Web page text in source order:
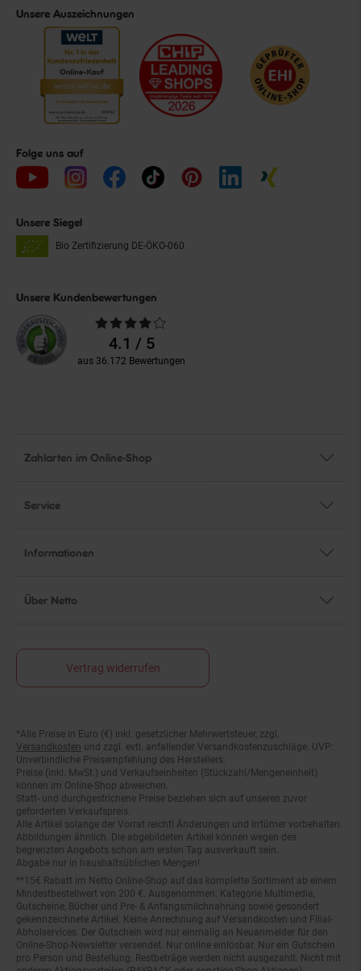
Unsere Auszeichnungen
Folge uns auf
Unsere Siegel
Bio Zertifizierung DE-ÖKO-060
Unsere Kundenbewertungen
Durchschnittliche
Bewertungen4.1 / 5
aus 36.172 Bewertungen
Zahlarten im Online-Shop
Service
Informationen
Über Netto
Vertrag widerrufen
Fußnoten
Versandkostenund zzgl. evtl. anfallender Versandkostenzuschläge. UVP:
Unverbindliche Preisempfehlung des Herstellers.
Preise (inkl. MwSt.) und Verkaufseinheiten (Stückzahl/Mengeneinheit)
können im Online-Shop abweichen.
Statt- und durchgestrichene Preise beziehen sich auf unseren zuvor
geforderten Verkaufspreis.
Alle Artikel solange der Vorrat reicht! Änderungen und Irrtümer vorbehalten.
Abbildungen ähnlich. Die abgebildeten Artikel können wegen des
begrenzten Angebots schon am ersten Tag ausverkauft sein.
Abgabe nur in haushaltsüblichen Mengen!
Mindestbestellwert von 200 €. Ausgenommen: Kategorie Multimedia,
Gutscheine, Bücher und Pre- & Anfangsmilchnahrung sowie gesondert
gekennzeichnete Artikel. Keine Anrechnung auf Versandkosten und Filial-
Abholservices. Der Gutschein wird nur einmalig an Neuanmelder für den
Online-Shop-Newsletter versendet. Nur online einlösbar. Nur ein Gutschein
pro Person und Bestellung. Restbeträge werden nicht ausgezahlt. Nicht mit
anderen Aktionsvorteilen (PAYBACK oder sonstige Shop-Aktionen)